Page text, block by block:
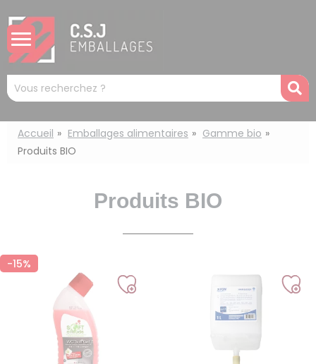
Mots
clés
:
Accueil Emballages alimentaires
Gamme bio
Produits BIO
Produits BIO
-15%